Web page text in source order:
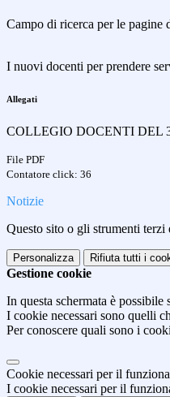
Campo di ricerca per le pagine
I nuovi docenti per prendere
Allegati
COLLEGIO DOCENTI DEL 3
File PDF
Contatore click: 36
Notizie
Questo sito o gli strumenti
Personalizza Rifiuta tutti i
Gestione cookie
In questa schermata è
I cookie necessari sono quelli
Per conoscere quali sono i
Cookie necessari per il
I cookie necessari per il